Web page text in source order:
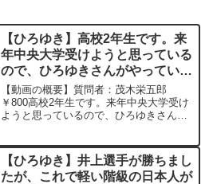
【ひろゆき】高校2年生です。来
年中央大学受けようと思っている
ので、ひろゆきさんがやっていた
政治経済の具体的な勉強法を教え
てくださいー ひろゆき切り抜
き 20230513
【動画の概要】質問者：茂木栄五郎
￥800高校2年生です。来年中央大学受け
ようと思っているので、ひろゆきさんが
JOEL GOTTを飲みながら ひろ
ゆきさんの動画で...
【ひろゆき】井上選手が勝ちまし
たが、これで軽い階級の日本人が